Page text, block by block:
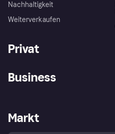
Nachhaltigkeit
Weiterverkaufen
Privat
Klarna App
Shops entdecken
Business
Händlerportal
Markt